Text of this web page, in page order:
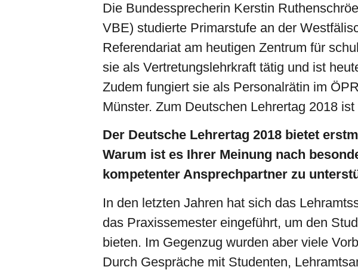
Die Bundessprecherin Kerstin
VBE) studierte Primarstufe an der
Referendariat am heutigen Zentrum für
sie als Vertretungslehrkraft tätig und ist
Zudem fungiert sie als Personalrätin im
Münster. Zum Deutschen Lehrertag 2018
Der Deutsche Lehrertag 2018 bietet
Warum ist es Ihrer Meinung nach
kompetenter Ansprechpartner zu
In den letzten Jahren hat sich das
das Praxissemester eingeführt, um den
bieten. Im Gegenzug wurden aber viele
Durch Gespräche mit Studenten,